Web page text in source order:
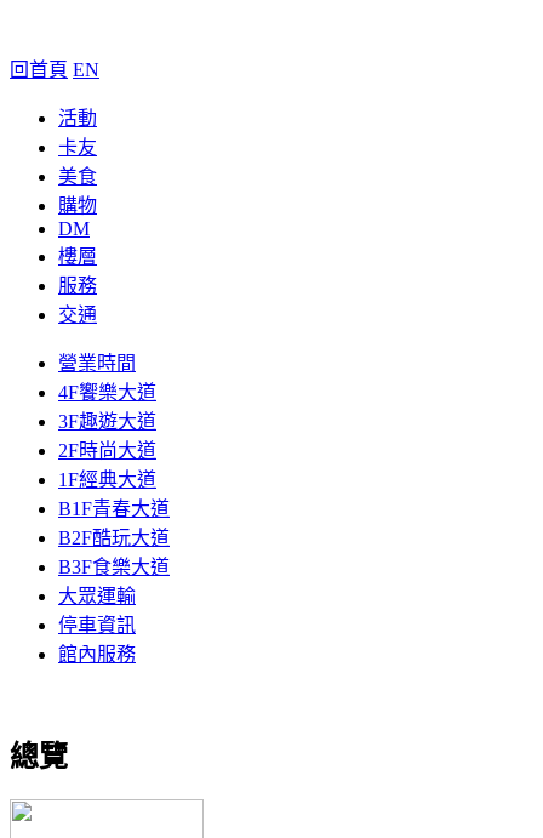
回首頁 EN
活動
卡友
美食
購物
DM
樓層
服務
交通
營業時間
4F饗樂大道
3F趣遊大道
2F時尚大道
1F經典大道
B1F青春大道
B2F酷玩大道
B3F食樂大道
大眾運輸
停車資訊
館內服務
總覽